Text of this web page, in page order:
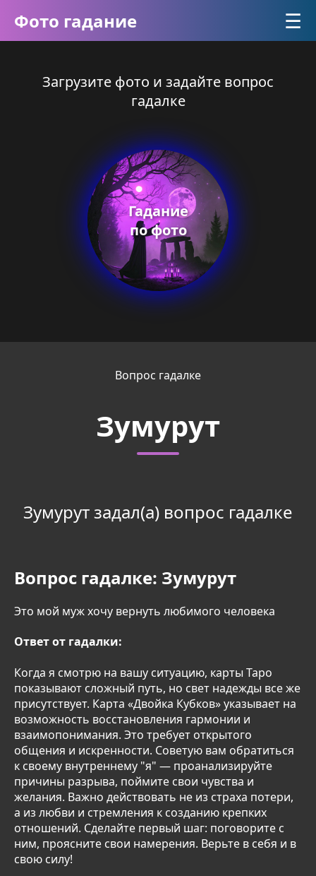
Фото гадание ☰
Загрузите фото и задайте вопрос
гадалке
Гадание
по фото
Вопрос гадалке
Зумурут
Зумурут задал(а) вопрос гадалке
Вопрос гадалке: Зумурут
Это мой муж хочу вернуть любимого человека
Ответ от гадалки:
Когда я смотрю на вашу ситуацию, карты Таро
показывают сложный путь, но свет надежды все же
присутствует. Карта «Двойка Кубков» указывает на
возможность восстановления гармонии и
взаимопонимания. Это требует открытого
общения и искренности. Советую вам обратиться
к своему внутреннему "я" — проанализируйте
причины разрыва, поймите свои чувства и
желания. Важно действовать не из страха потери,
а из любви и стремления к созданию крепких
отношений. Сделайте первый шаг: поговорите с
ним, проясните свои намерения. Верьте в себя и в
свою силу!